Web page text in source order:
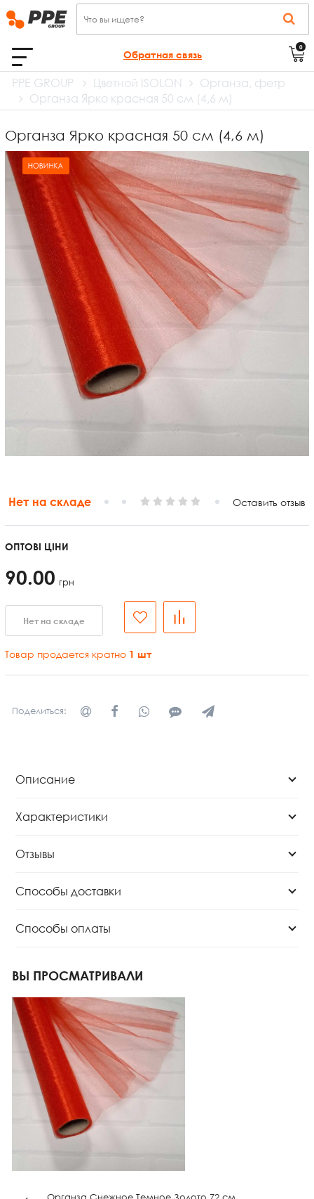
Обратная связь
0
PPE GROUP Цветной ISOLON
Органза, фетр
Органза Ярко красная 50 см (4,6 м)
Органза Ярко красная 50 см (4,6 м)
Нет на складе Оставить отзыв
ОПТОВІ ЦІНИ
90.00 грн
Нет на складе
Товар продается кратно 1 шт
Поделиться:
Описание
Характеристики
Отзывы
Способы доставки
Способы оплаты
ВЫ ПРОСМАТРИВАЛИ